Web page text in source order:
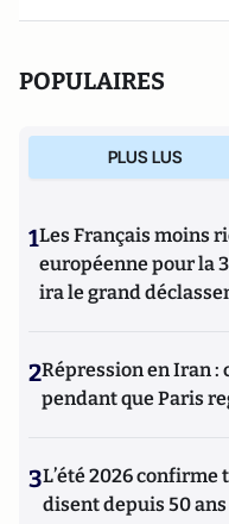
POPULAIRES
PLUS LUS
1Les Français moins
européenne pour la
ira le grand
2Répression en Iran :
pendant que Paris
3L’été 2026 confirme
disent depuis 50